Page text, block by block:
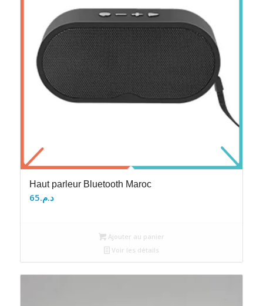
Haut parleur Bluetooth Maroc
د.م.65
Ajouter au panier
Voir les détails